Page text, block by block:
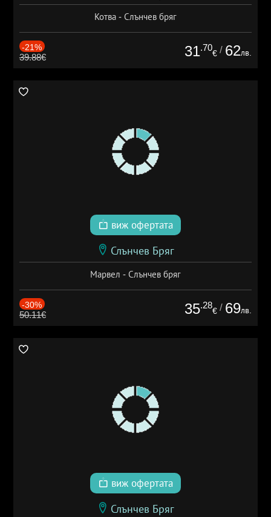
Котва - Слънчев бряг
-21%
39.88€ 31.70
€ / 62лв.
виж офертата
Слънчев Бряг
Марвел - Слънчев бряг
-30%
50.11€ 35.28
€ / 69лв.
виж офертата
Слънчев Бряг